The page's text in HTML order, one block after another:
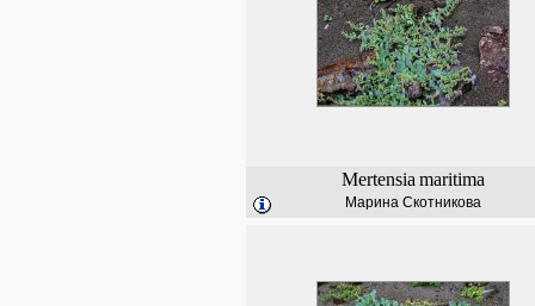
Mertensia maritima
Марина Скотникова